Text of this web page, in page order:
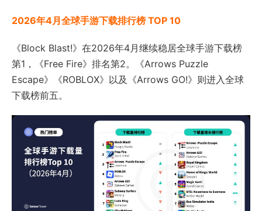
2026年4月全球手游下载排行榜 TOP 10
《Block Blast!》在2026年4月继续稳居全球手游下载榜
第1，《Free Fire》排名第2。《Arrows Puzzle
Escape》《ROBLOX》以及《Arrows GO!》则进入全球
下载榜前五。